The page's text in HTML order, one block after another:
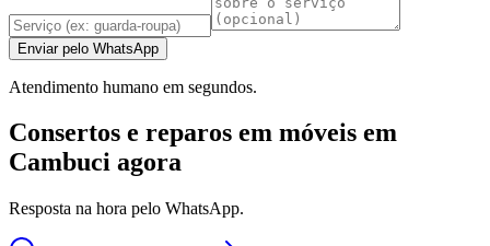
Enviar pelo WhatsApp
Atendimento humano em segundos.
Consertos e reparos em móveis em
Cambuci agora
Resposta na hora pelo WhatsApp.